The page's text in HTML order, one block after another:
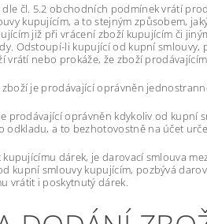
čl. 5.2 obchodních podmínek vrátí
kupujícím, a to stejným způsobem,
již při vrácení zboží kupujícím či
Odstoupí-li kupující od kupní
nebo prokáže, že zboží
je prodávající oprávněn
prodávající oprávněn kdykoliv od
a to bezhotovostně na účet
dárek, je darovací smlouva
kupní smlouvy kupujícím, pozbývá
vrátit i poskytnutý dárek.